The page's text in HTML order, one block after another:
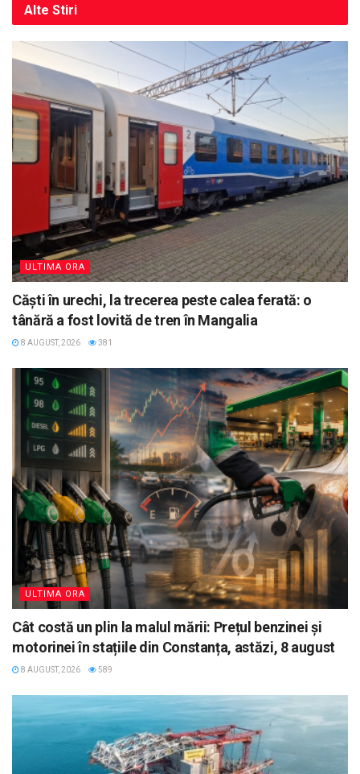
Alte Stiri
ULTIMA ORA
Căști în urechi, la trecerea peste calea ferată: o
tânără a fost lovită de tren în Mangalia
8 AUGUST, 2026 381
ULTIMA ORA
Cât costă un plin la malul mării: Prețul benzinei și
motorinei în stațiile din Constanța, astăzi, 8 august
8 AUGUST, 2026 589